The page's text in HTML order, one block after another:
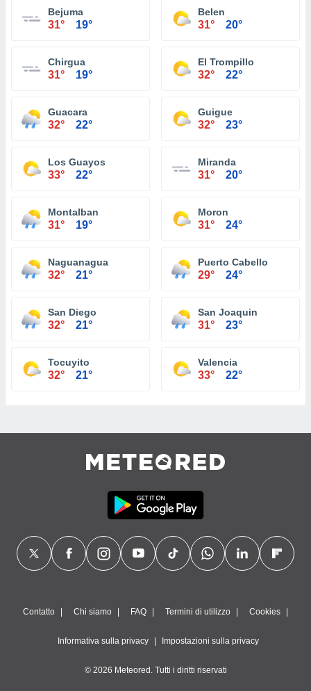
Bejuma
31° 19°
Belen
31° 20°
Chirgua
31° 19°
El Trompillo
32° 22°
Guacara
32° 22°
Guigue
32° 23°
Los Guayos
33° 22°
Miranda
31° 20°
Montalban
31° 19°
Moron
31° 24°
Naguanagua
32° 21°
Puerto Cabello
29° 24°
San Diego
32° 21°
San Joaquin
31° 23°
Tocuyito
32° 21°
Valencia
33° 22°
Contatto Chi siamo FAQ Termini di utilizzo Cookies
Informativa sulla privacy Impostazioni sulla privacy
© 2026 Meteored. Tutti i diritti riservati